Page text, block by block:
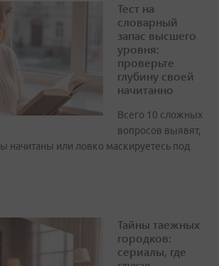
Тест на
словарный
запас высшего
уровня:
проверьте
глубину своей
начитанно
Всего 10 сложных
вопросов выявят,
начитаны или ловко маскируетесь под
Тайны таежных
городков:
сериалы, где